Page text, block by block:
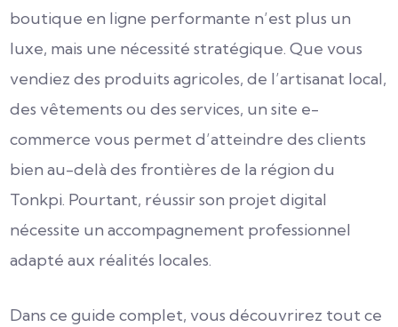
boutique en ligne performante n’est plus un
luxe, mais une nécessité stratégique. Que vous
vendiez des produits agricoles, de l’artisanat local,
des vêtements ou des services, un site e-
commerce vous permet d’atteindre des clients
bien au-delà des frontières de la région du
Tonkpi. Pourtant, réussir son projet digital
nécessite un accompagnement professionnel
adapté aux réalités locales.
Dans ce guide complet, vous découvrirez tout ce